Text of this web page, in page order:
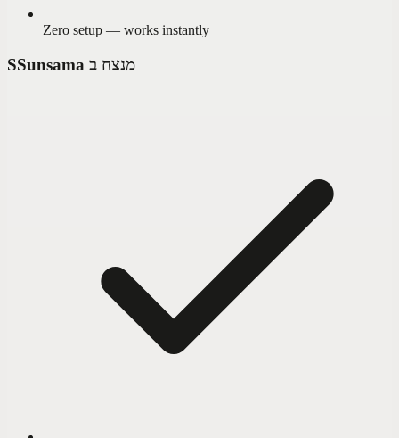
Zero setup — works instantly
S Sunsama מנצח ב